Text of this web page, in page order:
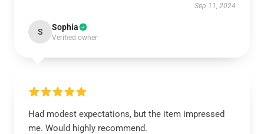
Sep 11, 2024
S Sophia
Verified owner
Had modest expectations, but the item impressed
me. Would highly recommend.